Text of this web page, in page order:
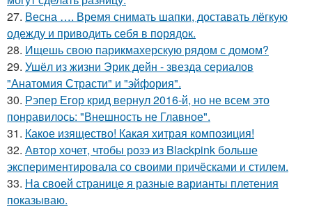
27. Весна …. Время снимать шапки, доставать лёгкую
одежду и приводить себя в порядок.
28. Ищешь свою парикмахерскую рядом с домом?
29. Ушёл из жизни Эрик дейн - звезда сериалов
"Анатомия Страсти" и "эйфория".
30. Рэпер Егор крид вернул 2016-й, но не всем это
понравилось: "Внешность не Главное".
31. Какое изящество! Какая хитрая композиция!
32. Автор хочет, чтобы розэ из Blackpink больше
экспериментировала со своими причёсками и стилем.
33. На своей странице я разные варианты плетения
показываю.